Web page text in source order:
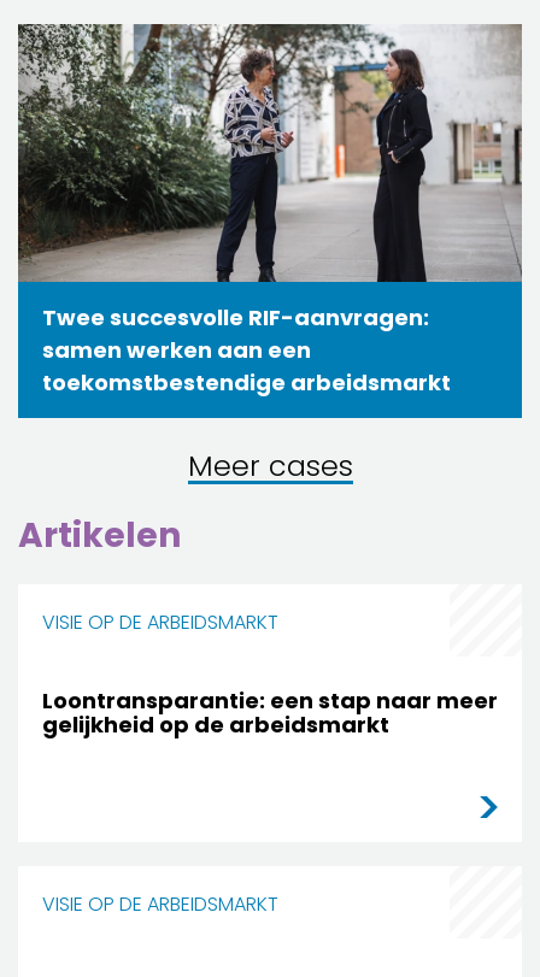
Twee succesvolle RIF-aanvragen:
samen werken aan een
toekomstbestendige arbeidsmarkt
Meer cases
Artikelen
VISIE OP DE ARBEIDSMARKT
Loontransparantie: een stap naar meer
gelijkheid op de arbeidsmarkt
VISIE OP DE ARBEIDSMARKT